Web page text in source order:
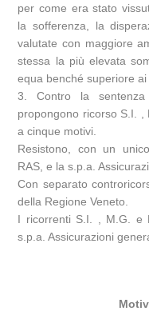
per come era stato
la sofferenza, la
valutate con maggiore
stessa la più elevata
equa benché superiore ai
3. Contro la sentenza
propongono ricorso S.I. ,
a cinque motivi.
Resistono, con un
RAS, e la s.p.a.
Con separato
della Regione Veneto.
I ricorrenti S.I. , M.G. e
s.p.a. Assicurazioni